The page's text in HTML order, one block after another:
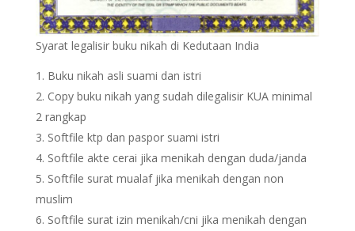
Syarat legalisir buku nikah di Kedutaan India
Buku nikah asli suami dan istri
Copy buku nikah yang sudah dilegalisir KUA minimal
2 rangkap
Softfile ktp dan paspor suami istri
Softfile akte cerai jika menikah dengan duda/janda
Softfile surat mualaf jika menikah dengan non
muslim
Softfile surat izin menikah/cni jika menikah dengan